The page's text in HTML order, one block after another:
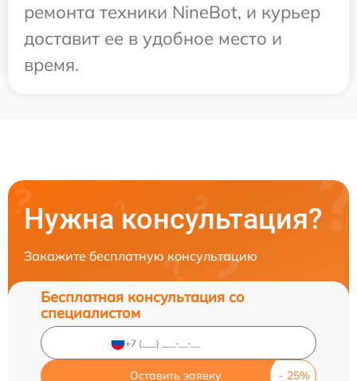
ремонта техники NineBot, и курьер
доставит ее в удобное место и
время.
Нужна консультация?
Закажите бесплатную консультацию
Бесплатная консультация со
специалистом
Оставить заявку